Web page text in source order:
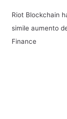
Riot Blockchain
simile aumento
Finance